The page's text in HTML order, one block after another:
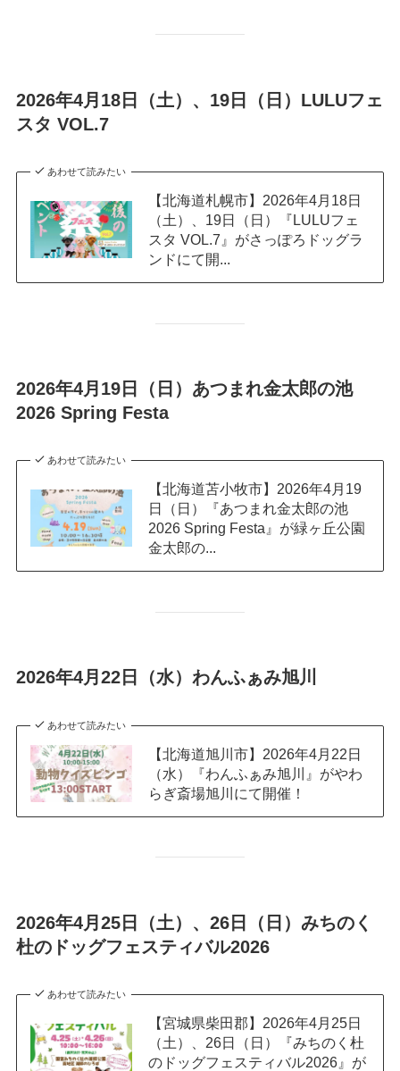
2026年4月18日（土）、19日（日）LULUフェ
スタ VOL.7
あわせて読みたい
【北海道札幌市】2026年4月18日
（土）、19日（日）『LULUフェ
スタ VOL.7』がさっぽろドッグラ
ンドにて開...
2026年4月19日（日）あつまれ金太郎の池
2026 Spring Festa
あわせて読みたい
【北海道苫小牧市】2026年4月19
日（日）『あつまれ金太郎の池
2026 Spring Festa』が緑ヶ丘公園
金太郎の...
2026年4月22日（水）わんふぁみ旭川
あわせて読みたい
【北海道旭川市】2026年4月22日
（水）『わんふぁみ旭川』がやわ
らぎ斎場旭川にて開催！
2026年4月25日（土）、26日（日）みちのく
杜のドッグフェスティバル2026
あわせて読みたい
【宮城県柴田郡】2026年4月25日
（土）、26日（日）『みちのく杜
のドッグフェスティバル2026』が